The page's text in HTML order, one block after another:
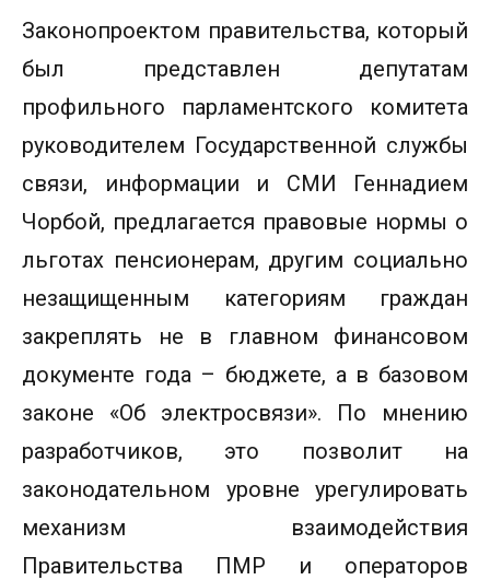
Законопроектом правительства, который
был представлен депутатам
профильного парламентского комитета
руководителем Государственной службы
связи, информации и СМИ Геннадием
Чорбой, предлагается правовые нормы о
льготах пенсионерам, другим социально
незащищенным категориям граждан
закреплять не в главном финансовом
документе года – бюджете, а в базовом
законе «Об электросвязи». По мнению
разработчиков, это позволит на
законодательном уровне урегулировать
механизм взаимодействия
Правительства ПМР и операторов